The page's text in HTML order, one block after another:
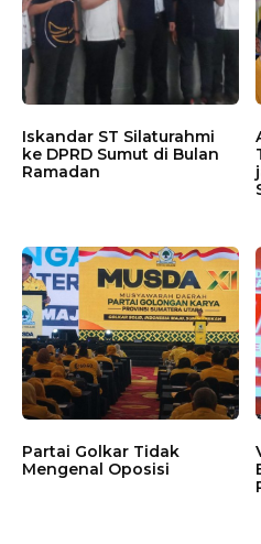
Iskandar ST Silaturahmi
ke DPRD Sumut di Bulan
Ramadan
Partai Golkar Tidak
Mengenal Oposisi